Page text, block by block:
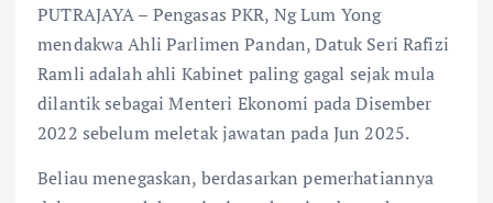
e
b
o
o
k
at
s
A
p
p
ar
e
PUTRAJAYA – Pengasas PKR, Ng Lum Yong
mendakwa Ahli Parlimen Pandan, Datuk Seri Rafizi
Ramli adalah ahli Kabinet paling gagal sejak mula
dilantik sebagai Menteri Ekonomi pada Disember
2022 sebelum meletak jawatan pada Jun 2025.
Beliau menegaskan, berdasarkan pemerhatiannya